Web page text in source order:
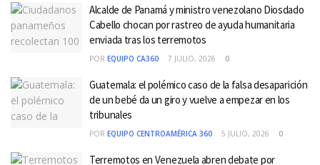
Alcalde de Panamá y ministro venezolano Diosdado
Cabello chocan por rastreo de ayuda humanitaria
enviada tras los terremotos
POR EQUIPO CA360 7 JULIO, 2026 0
Guatemala: el polémico caso de la falsa desaparición
de un bebé da un giro y vuelve a empezar en los
tribunales
POR EQUIPO CENTROAMÉRICA 360 5 JULIO, 2026 0
Terremotos en Venezuela abren debate por